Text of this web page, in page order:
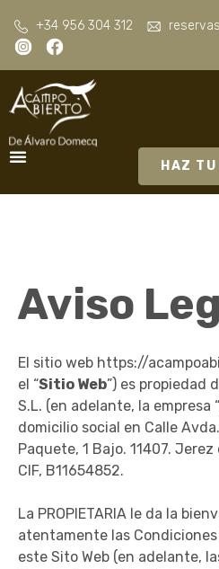
+34 956 304 312
HAZ
Aviso
El sitio web https://
el “Sitio Web”) es propiedad
S.L. (en adelante, la empresa “
domicilio social en Calle
Paquete, 1 Bajo. 11407.
CIF, B11654852.
La PROPIETARIA le da la
atentamente las Condiciones
este Sito Web (en adelante,